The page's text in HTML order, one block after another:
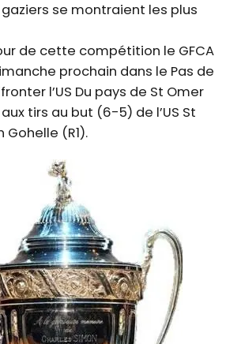
se montraient les plus
de cette compétition le GFCA
prochain dans le Pas de
l’US Du pays de St Omer
tirs au but (6-5) de l’US St
Gohelle (R1).